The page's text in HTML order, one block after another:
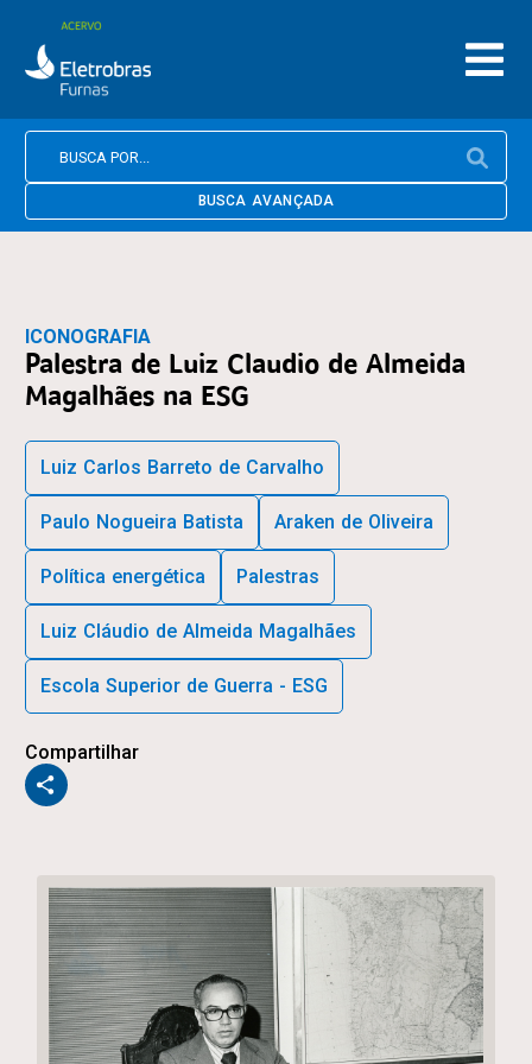
BUSCA AVANÇADA
ICONOGRAFIA
Palestra de Luiz Claudio de Almeida
Magalhães na ESG
Luiz Carlos Barreto de Carvalho
Paulo Nogueira Batista Araken de Oliveira
Política energética Palestras
Luiz Cláudio de Almeida Magalhães
Escola Superior de Guerra - ESG
Compartilhar